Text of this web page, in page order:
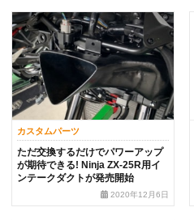
カスタムパーツ
ただ交換するだけでパワーアップ
が期待できる! Ninja ZX-25R用イ
ンテークダクトが発売開始
2020年12月6日